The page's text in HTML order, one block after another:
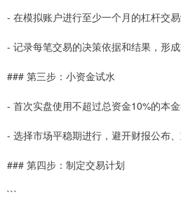
- 在模拟账户进行至少一个月的杠杆交
- 记录每笔交易的决策依据和结果，形
### 第三步：小资金试水
- 首次实盘使用不超过总资金10%的本
- 选择市场平稳期进行，避开财报公布
### 第四步：制定交易计划
```